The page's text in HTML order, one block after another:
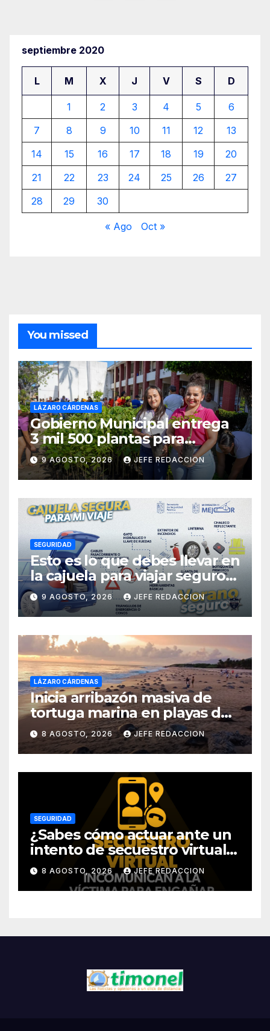
septiembre 2020
L M X J V S D
1 2 3 4 5
6
7
8 9 10 11 12
13
14
15 16 17 18 19
20
21
22 23 24 25 26
27
28
29 30
« Ago Oct »
You missed
LÁZARO CÁRDENAS
Gobierno Municipal entrega
3 mil 500 plantas para
sumarse a la Jornada
Nacional de Reforestación
9 AGOSTO, 2026 JEFE REDACCION
SEGURIDAD
Esto es lo que debes llevar en
la cajuela para viajar seguro
por carretera
9 AGOSTO, 2026 JEFE REDACCION
LÁZARO CÁRDENAS
Inicia arribazón masiva de
tortuga marina en playas de
Michoacán
8 AGOSTO, 2026 JEFE REDACCION
SEGURIDAD
¿Sabes cómo actuar ante un
intento de secuestro virtual?
La SSP te guía para evitarlo
8 AGOSTO, 2026 JEFE REDACCION